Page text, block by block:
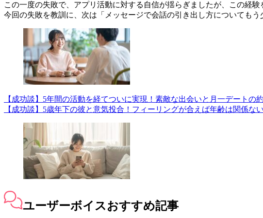
この一度の失敗で、アプリ活動に対する自信が揺らぎましたが、この経験
今回の失敗を教訓に、次は「メッセージで会話の引き出し方についても
【成功談】5年間の活動を経てついに実現！素敵な出会いと月一デートの
【成功談】5歳年下の彼と意気投合！フィーリングが合えば年齢は関係ない
ユーザーボイスおすすめ記事